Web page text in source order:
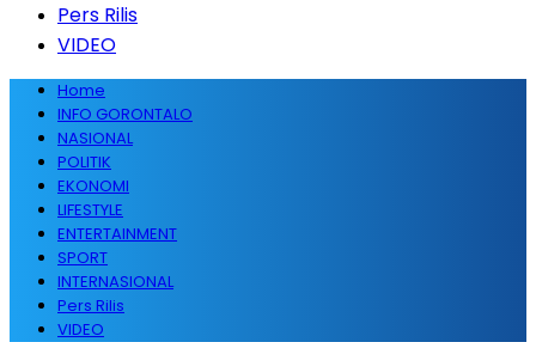
Pers Rilis
VIDEO
Home
INFO GORONTALO
NASIONAL
POLITIK
EKONOMI
LIFESTYLE
ENTERTAINMENT
SPORT
INTERNASIONAL
Pers Rilis
VIDEO